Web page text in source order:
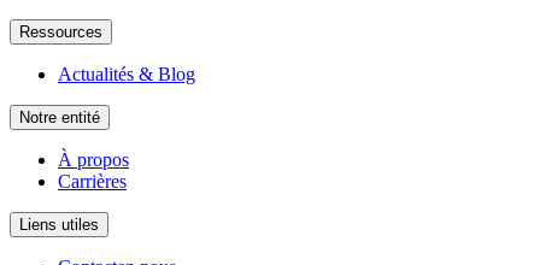
Ressources
Actualités & Blog
Notre entité
À propos
Carrières
Liens utiles